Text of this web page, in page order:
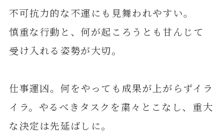
不可抗力的な不運にも見舞われやすい。
慎重な行動と、何が起ころうとも甘んじて
受け入れる姿勢が大切。
仕事運凶。何をやっても成果が上がらずイラ
イラ。やるべきタスクを粛々とこなし、重大
な決定は先延ばしに。